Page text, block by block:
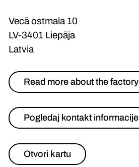
Vecā ostmala 10
LV-3401 Liepāja
Latvia
Read more about the factory
Pogledaj kontakt informacije
Otvori kartu